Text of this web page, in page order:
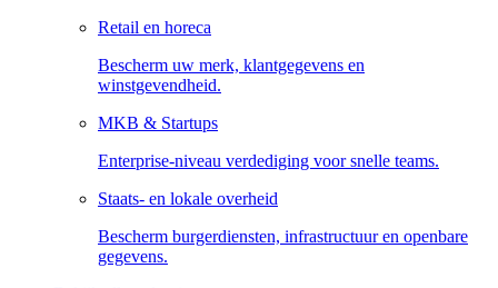
Retail en horeca
Bescherm uw merk, klantgegevens en
winstgevendheid.
MKB & Startups
Enterprise-niveau verdediging voor snelle teams.
Staats- en lokale overheid
Bescherm burgerdiensten, infrastructuur en openbare
gegevens.